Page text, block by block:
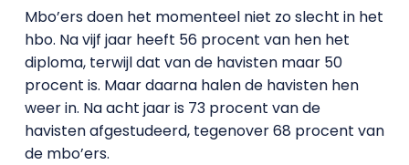
Mbo’ers doen het momenteel niet zo slecht in het
hbo. Na vijf jaar heeft 56 procent van hen het
diploma, terwijl dat van de havisten maar 50
procent is. Maar daarna halen de havisten hen
weer in. Na acht jaar is 73 procent van de
havisten afgestudeerd, tegenover 68 procent van
de mbo’ers.